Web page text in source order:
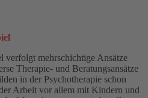
verfolgt mehrschichtige Ansätze
Therapie- und Beratungsansätze
in der Psychotherapie schon
Arbeit vor allem mit Kindern und